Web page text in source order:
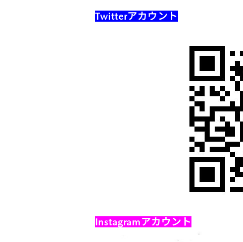
Twitterアカウント
Instagramアカウント